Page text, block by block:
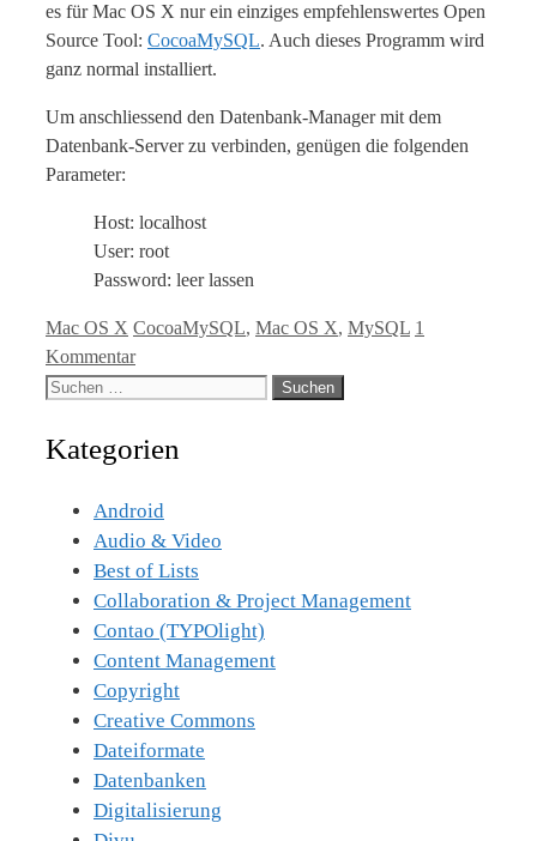
es für Mac OS X nur ein einziges empfehlenswertes Open
Source Tool: CocoaMySQL. Auch dieses Programm wird
ganz normal installiert.
Um anschliessend den Datenbank-Manager mit dem
Datenbank-Server zu verbinden, genügen die folgenden
Parameter:
Host: localhost
User: root
Password: leer lassen
Kategorien
Mac OS X Tags
CocoaMySQL, Mac OS X, MySQL 1
Kommentar
Suche
Kategorien
Android
Audio & Video
Best of Lists
Collaboration & Project Management
Contao (TYPOlight)
Content Management
Copyright
Creative Commons
Dateiformate
Datenbanken
Digitalisierung